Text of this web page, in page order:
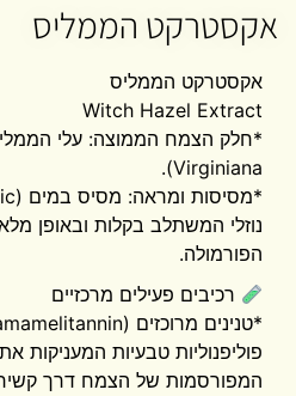
אקסטרקט הממליס
אקסטרקט הממליס
Witch Hazel Extract
Virginiana).
נוזלי המשתלב בקלות ובאופן
הפורמולה.
רכיבים פעילים מרכזיים
פוליפנוליות טבעיות המעניקות
המפורסמות של הצמח דרך